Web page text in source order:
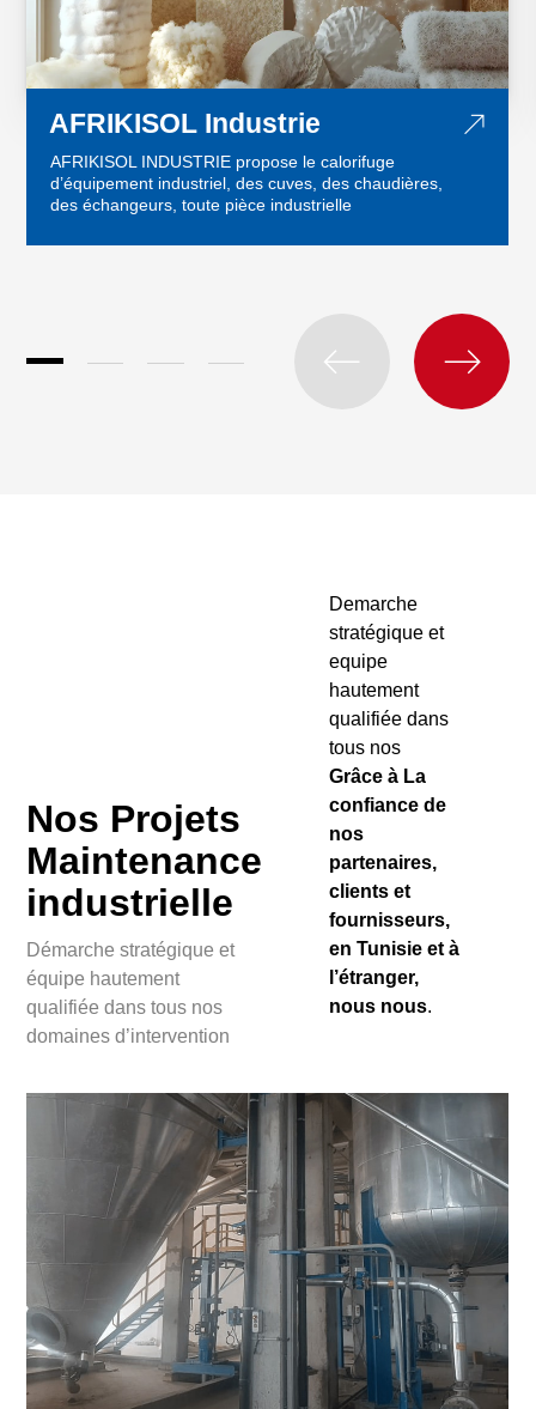
AFRIKISOL Industrie
AFRIKISOL INDUSTRIE propose le calorifuge
d’équipement industriel, des cuves, des chaudières,
des échangeurs, toute pièce industrielle
Nos Projets
Maintenance
industrielle
Démarche stratégique et
équipe hautement
qualifiée dans tous nos
domaines d’intervention
Demarche
stratégique et
equipe
hautement
qualifiée dans
tous nos
Grâce à La
confiance de
nos
partenaires,
clients et
fournisseurs,
en Tunisie et à
l’étranger,
nous nous.